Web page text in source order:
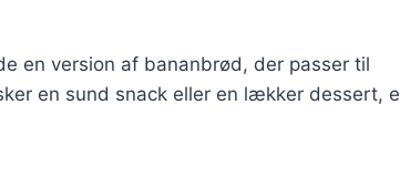
en version af bananbrød, der passer til
en sund snack eller en lækker dessert,